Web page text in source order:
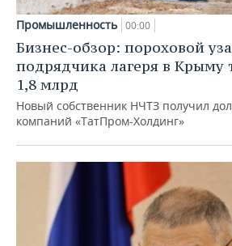
Промышленность 00:00
Бизнес-обзор: пороховой
подрядчика лагеря в Крыму
1,8 млрд
Новый собственник НЧТЗ получил
компаний «ТатПром-Холдинг»